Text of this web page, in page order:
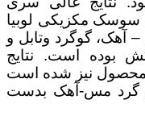
سوسک مکزیکی لوبیا
آهک، گوگرد وتابل و
بوده است. نتایج
محصول نیز شده است
و گرد مس-آهک بدست